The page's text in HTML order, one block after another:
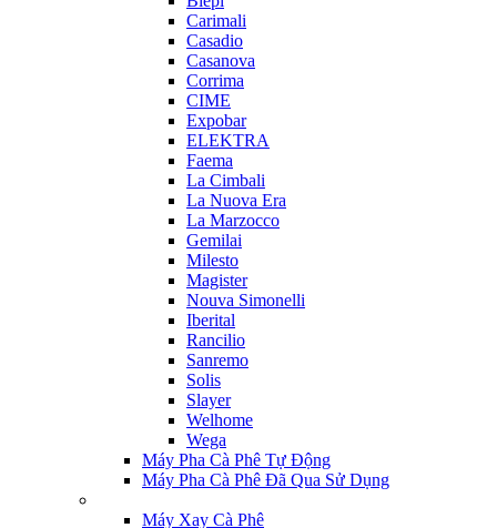
Carimali
Casadio
Casanova
Corrima
CIME
Expobar
ELEKTRA
Faema
La Cimbali
La Nuova Era
La Marzocco
Gemilai
Milesto
Magister
Nouva Simonelli
Iberital
Rancilio
Sanremo
Solis
Slayer
Welhome
Wega
Máy Pha Cà Phê Tự Động
Máy Pha Cà Phê Đã Qua Sử Dụng
Máy Xay Cà Phê